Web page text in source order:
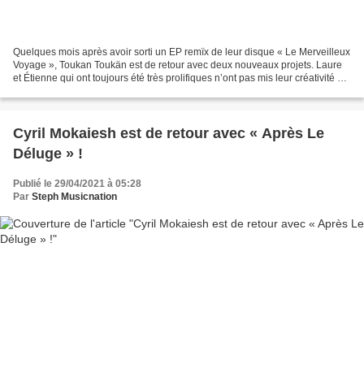
Quelques mois après avoir sorti un EP remïx de leur disque « Le Merveilleux
Voyage », Toukan Toukän est de retour avec deux nouveaux projets. Laure
et Étienne qui ont toujours été très prolifiques n’ont pas mis leur créativité de
Cyril Mokaiesh est de retour avec « Après Le
Déluge » !
Publié le 29/04/2021 à 05:28
Par Steph Musicnation